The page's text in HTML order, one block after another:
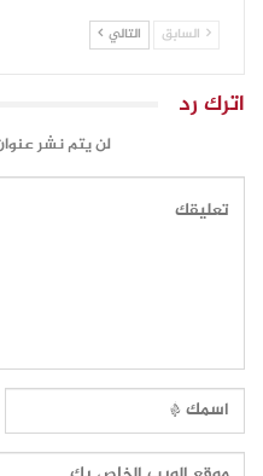
السابق التالي
اترك رد
لن يتم نشر